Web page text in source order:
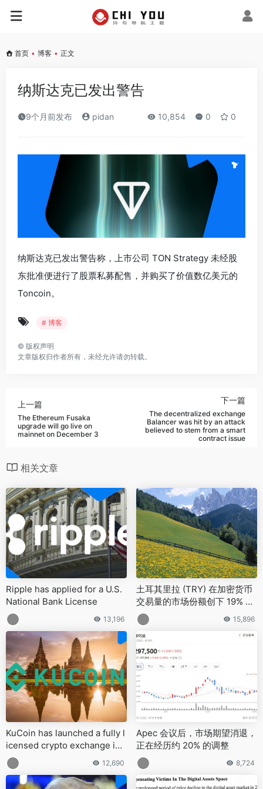
首页 • 博客 • 正文
纳斯达克已发出警告
9个月前发布 pidan 10,854 0 0
纳斯达克已发出警告称，上市公司 TON Strategy 未经股
东批准便进行了股票私募配售，并购买了价值数亿美元的
Toncoin。
# 博客
© 版权声明
文章版权归作者所有，未经允许请勿转载。
上一篇
The Ethereum Fusaka
upgrade will go live on
mainnet on December 3
下一篇
The decentralized exchange
Balancer was hit by an attack
believed to stem from a smart
contract issue
相关文章
Ripple has applied for a U.S.
National Bank License
13,196
土耳其里拉 (TRY) 在加密货币
交易量的市场份额创下 19% 的
历史新高，超过欧元，成为交
易量第三大法定货币
15,896
KuCoin has launched a fully l
icensed crypto exchange in
Thailand
12,690
Apec 会议后，市场期望消退，
正在经历约 20% 的调整
8,724